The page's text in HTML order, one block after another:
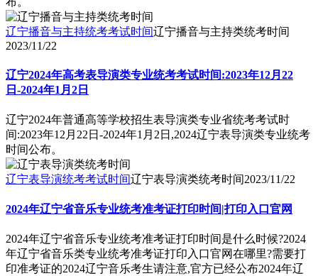
辽宁播音与主持统考考试时间辽宁播音与主持类统考时间
2023/11/22
辽宁2024年高考表导演类专业统考考试时间:2023年12月22
日-2024年1月2日
辽宁2024年普通高等学校招生表导演类专业省统考考试时
间:2023年12月22日-2024年1月2日,2024辽宁表导演类专业统考
时间公布。
辽宁表导演统考考试时间辽宁表导演类统考时间2023/11/22
2024年辽宁省音乐专业统考准考证打印时间|打印入口官网
2024年辽宁省音乐专业统考准考证打印时间是什么时候?2024
年辽宁省音乐类专业统考准考证打印入口官网在哪里?需要打
印准考证的2024辽宁音乐考生请注意,官方已经公布2024年辽